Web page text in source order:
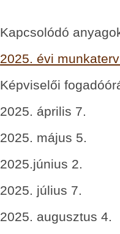
Kapcsolódó
2025. évi
Képviselői
2025.
2025. május
2025.június
2025. július
2025.